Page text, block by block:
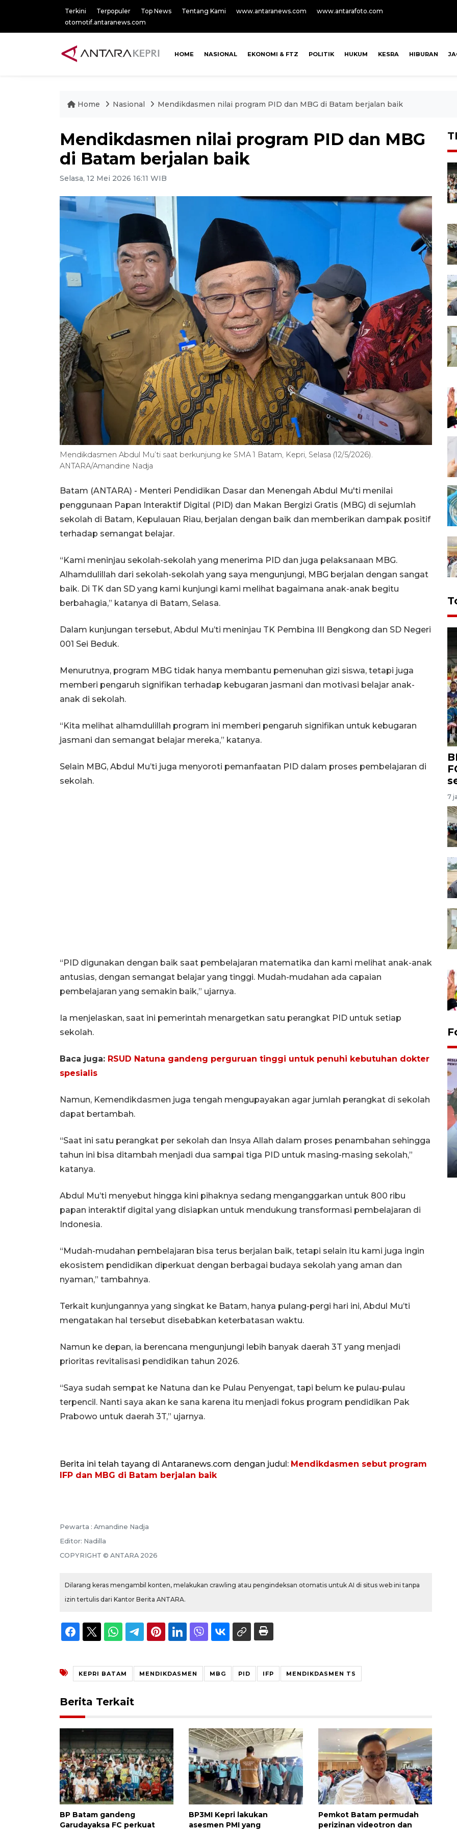
Terkini Terpopuler Top News Tentang Kami www.antaranews.com
www.antarafoto.com
otomotif.antaranews.com
HOME NASIONAL EKONOMI & FTZ POLITIK HUKUM KESRA HIBURAN
Home Nasional Mendikdasmen nilai program PID dan MBG di Batam berjalan baik
Mendikdasmen nilai program PID dan MBG
di Batam berjalan baik
Selasa, 12 Mei 2026 16:11 WIB
Mendikdasmen Abdul Mu’ti saat berkunjung ke SMA 1 Batam, Kepri, Selasa (12/5/2026).
ANTARA/Amandine Nadja
Batam (ANTARA) - Menteri Pendidikan Dasar dan Menengah Abdul Mu'ti menilai
penggunaan Papan Interaktif Digital (PID) dan Makan Bergizi Gratis (MBG) di sejumlah
sekolah di Batam, Kepulauan Riau, berjalan dengan baik dan memberikan dampak positif
terhadap semangat belajar.
“Kami meninjau sekolah-sekolah yang menerima PID dan juga pelaksanaan MBG.
Alhamdulillah dari sekolah-sekolah yang saya mengunjungi, MBG berjalan dengan sangat
baik. Di TK dan SD yang kami kunjungi kami melihat bagaimana anak-anak begitu
berbahagia,” katanya di Batam, Selasa.
Dalam kunjungan tersebut, Abdul Mu’ti meninjau TK Pembina III Bengkong dan SD Negeri
001 Sei Beduk.
Menurutnya, program MBG tidak hanya membantu pemenuhan gizi siswa, tetapi juga
memberi pengaruh signifikan terhadap kebugaran jasmani dan motivasi belajar anak-
anak di sekolah.
“Kita melihat alhamdulillah program ini memberi pengaruh signifikan untuk kebugaran
jasmani dan semangat belajar mereka,” katanya.
Selain MBG, Abdul Mu’ti juga menyoroti pemanfaatan PID dalam proses pembelajaran di
sekolah.
“PID digunakan dengan baik saat pembelajaran matematika dan kami melihat anak-anak
antusias, dengan semangat belajar yang tinggi. Mudah-mudahan ada capaian
pembelajaran yang semakin baik,” ujarnya.
Ia menjelaskan, saat ini pemerintah menargetkan satu perangkat PID untuk setiap
sekolah.
Baca juga: RSUD Natuna gandeng perguruan tinggi untuk penuhi kebutuhan dokter
spesialis
Namun, Kemendikdasmen juga tengah mengupayakan agar jumlah perangkat di sekolah
dapat bertambah.
“Saat ini satu perangkat per sekolah dan Insya Allah dalam proses penambahan sehingga
tahun ini bisa ditambah menjadi dua sampai tiga PID untuk masing-masing sekolah,”
katanya.
Abdul Mu’ti menyebut hingga kini pihaknya sedang menganggarkan untuk 800 ribu
papan interaktif digital yang disiapkan untuk mendukung transformasi pembelajaran di
Indonesia.
“Mudah-mudahan pembelajaran bisa terus berjalan baik, tetapi selain itu kami juga ingin
ekosistem pendidikan diperkuat dengan berbagai budaya sekolah yang aman dan
nyaman,” tambahnya.
Terkait kunjungannya yang singkat ke Batam, hanya pulang-pergi hari ini, Abdul Mu’ti
mengatakan hal tersebut disebabkan keterbatasan waktu.
Namun ke depan, ia berencana mengunjungi lebih banyak daerah 3T yang menjadi
prioritas revitalisasi pendidikan tahun 2026.
“Saya sudah sempat ke Natuna dan ke Pulau Penyengat, tapi belum ke pulau-pulau
terpencil. Nanti saya akan ke sana karena itu menjadi fokus program pendidikan Pak
Prabowo untuk daerah 3T,” ujarnya.
Berita ini telah tayang di Antaranews.com dengan judul: Mendikdasmen sebut program
IFP dan MBG di Batam berjalan baik
Pewarta : Amandine Nadja
Editor: Nadilla
COPYRIGHT © ANTARA 2026
Dilarang keras mengambil konten, melakukan crawling atau pengindeksan otomatis untuk AI di situs web ini tanpa
izin tertulis dari Kantor Berita ANTARA.
KEPRI BATAM MENDIKDASMEN MBG PID IFP MENDIKDASMEN TS
Berita Terkait
BP Batam gandeng
Garudayaksa FC perkuat
BP3MI Kepri lakukan
asesmen PMI yang
Pemkot Batam permudah
perizinan videotron dan
7
Distribusi logistik pemilu
gunakan mobil jenazah